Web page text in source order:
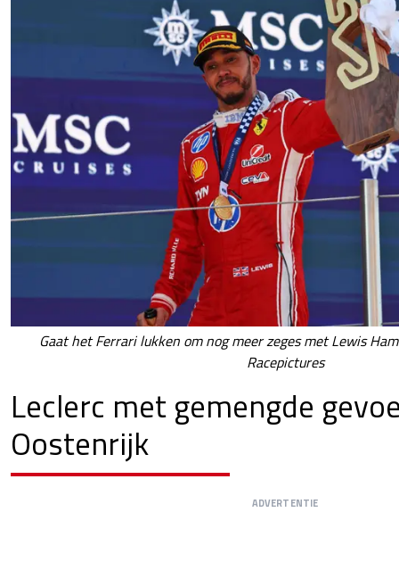
Gaat het Ferrari lukken om nog meer zeges met Lewis
Racepictures
Leclerc met gemengde
Oostenrijk
ADVERTENTIE